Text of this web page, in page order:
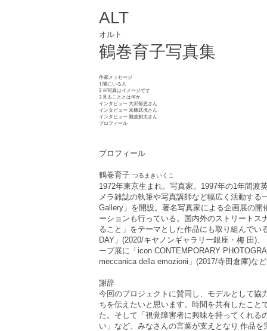
ALT
オルト
鶴巻育子写真集
作家メッセージ
1 隣にいる人
2 ※写真はイメージです
3 見ることとは何か
インタビュー 大沢郁恵さん
インタビュー 末棟武虎さん
インタビュー 難波創太さん
プロフィール​
プロフィール
鶴巻育子 つるまきいくこ
1972年東京生まれ。写真家。1997年の1年間渡
メラ雑誌の執筆や写真講師など幅広く活動す
Gallery」を開設。著名写真家による企画展の
ーションも行っている。国内外のストリート
ること」をテーマとした作品にも取り組んで
DAY」(2020/キヤノンギャラリー銀座・梅 田)
ープ展に「icon CONTEMPORARY
meccanica della emozioni」(2017/寺田倉庫)な
謝辞
今回のプロジェクトに賛同し、モデルとして協
ちを伝えたいと思います。時間を共有したこ
た。そして「視覚障害者に興味を持ってくれ
い」など、みなさんの言葉が支えとなり 作品